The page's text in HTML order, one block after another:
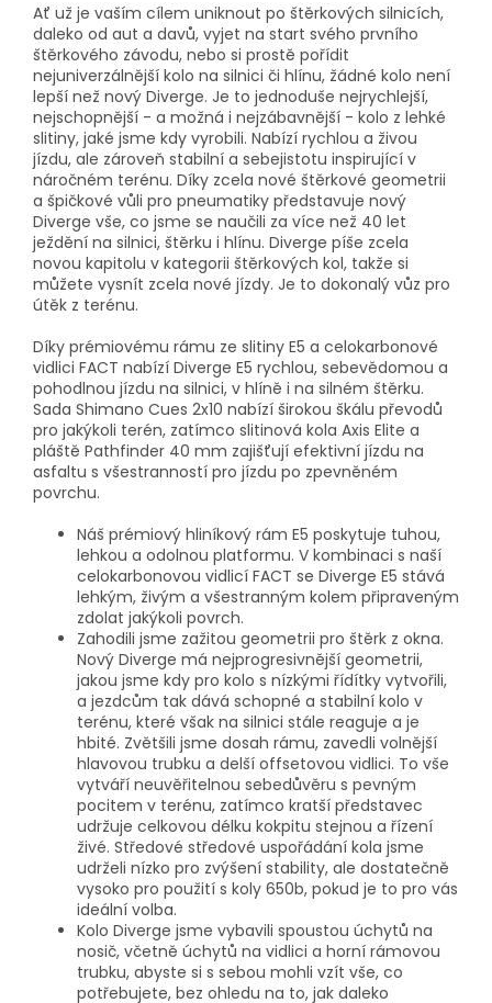
Ať už je vaším cílem uniknout po štěrkových silnicích,
daleko od aut a davů, vyjet na start svého prvního
štěrkového závodu, nebo si prostě pořídit
nejuniverzálnější kolo na silnici či hlínu, žádné kolo není
lepší než nový Diverge. Je to jednoduše nejrychlejší,
nejschopnější - a možná i nejzábavnější - kolo z lehké
slitiny, jaké jsme kdy vyrobili. Nabízí rychlou a živou
jízdu, ale zároveň stabilní a sebejistotu inspirující v
náročném terénu. Díky zcela nové štěrkové geometrii
a špičkové vůli pro pneumatiky představuje nový
Diverge vše, co jsme se naučili za více než 40 let
ježdění na silnici, štěrku i hlínu. Diverge píše zcela
novou kapitolu v kategorii štěrkových kol, takže si
můžete vysnít zcela nové jízdy. Je to dokonalý vůz pro
útěk z terénu.
Díky prémiovému rámu ze slitiny E5 a celokarbonové
vidlici FACT nabízí Diverge E5 rychlou, sebevědomou a
pohodlnou jízdu na silnici, v hlíně i na silném štěrku.
Sada Shimano Cues 2x10 nabízí širokou škálu převodů
pro jakýkoli terén, zatímco slitinová kola Axis Elite a
pláště Pathfinder 40 mm zajišťují efektivní jízdu na
asfaltu s všestranností pro jízdu po zpevněném
povrchu.
Náš prémiový hliníkový rám E5 poskytuje tuhou,
lehkou a odolnou platformu. V kombinaci s naší
celokarbonovou vidlicí FACT se Diverge E5 stává
lehkým, živým a všestranným kolem připraveným
zdolat jakýkoli povrch.
Zahodili jsme zažitou geometrii pro štěrk z okna.
Nový Diverge má nejprogresivnější geometrii,
jakou jsme kdy pro kolo s nízkými řídítky vytvořili,
a jezdcům tak dává schopné a stabilní kolo v
terénu, které však na silnici stále reaguje a je
hbité. Zvětšili jsme dosah rámu, zavedli volnější
hlavovou trubku a delší offsetovou vidlici. To vše
vytváří neuvěřitelnou sebedůvěru s pevným
pocitem v terénu, zatímco kratší představec
udržuje celkovou délku kokpitu stejnou a řízení
živé. Středové středové uspořádání kola jsme
udrželi nízko pro zvýšení stability, ale dostatečně
vysoko pro použití s ​​koly 650b, pokud je to pro vás
ideální volba.
Kolo Diverge jsme vybavili spoustou úchytů na
nosič, včetně úchytů na vidlici a horní rámovou
trubku, abyste si s sebou mohli vzít vše, co
potřebujete, bez ohledu na to, jak daleko